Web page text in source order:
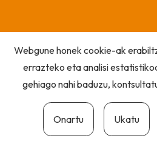
Webgune honek cookie-ak
errazteko eta analisi
gehiago nahi baduzu,
Onartu Ukatu